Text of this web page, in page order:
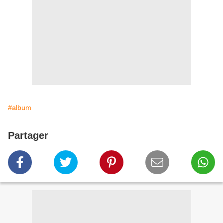
#album
Partager